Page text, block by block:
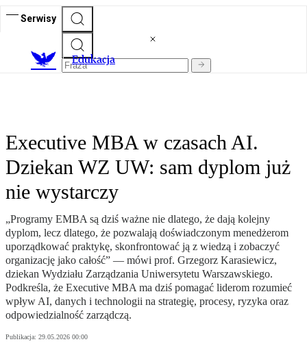
Serwisy
Edukacja
Executive MBA w czasach AI.
Dziekan WZ UW: sam dyplom już
nie wystarczy
„Programy EMBA są dziś ważne nie dlatego, że dają kolejny
dyplom, lecz dlatego, że pozwalają doświadczonym menedżerom
uporządkować praktykę, skonfrontować ją z wiedzą i zobaczyć
organizację jako całość” — mówi prof. Grzegorz Karasiewicz,
dziekan Wydziału Zarządzania Uniwersytetu Warszawskiego.
Podkreśla, że Executive MBA ma dziś pomagać liderom rozumieć
wpływ AI, danych i technologii na strategię, procesy, ryzyka oraz
odpowiedzialność zarządczą.
Publikacja: 29.05.2026 00:00